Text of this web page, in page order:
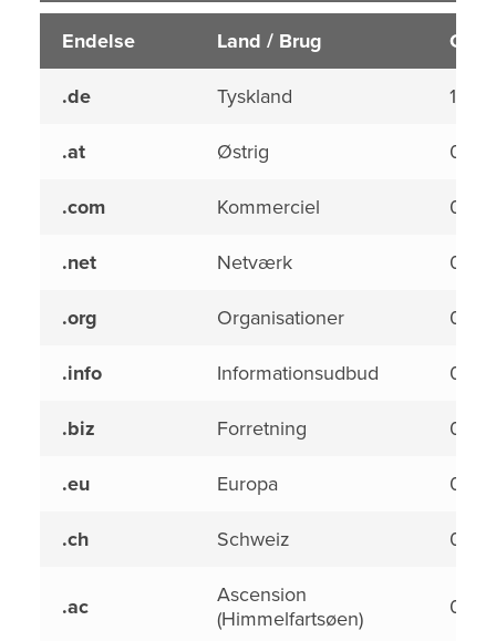
Endelse Land / Brug
.de Tyskland 1,50
.at Østrig 0,00
.com Kommerciel 0,00
.net Netværk 0,00
.org Organisationer 0,00
.info Informationsudbud 0,00
.biz Forretning 0,00
.eu Europa 0,00
.ch Schweiz 0,00
.ac
Ascension
(Himmelfartsøen)
0,00